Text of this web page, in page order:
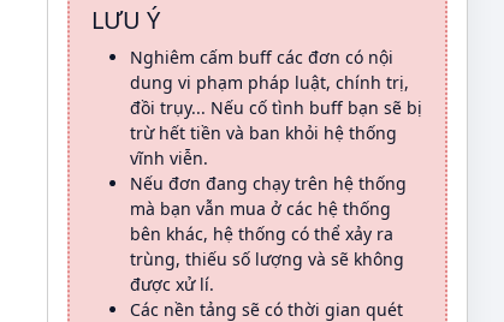
LƯU Ý
Nghiêm cấm buff các đơn có nội
dung vi phạm pháp luật, chính trị,
đồi trụy... Nếu cố tình buff bạn sẽ bị
trừ hết tiền và ban khỏi hệ thống
vĩnh viễn.
Nếu đơn đang chạy trên hệ thống
mà bạn vẫn mua ở các hệ thống
bên khác, hệ thống có thể xảy ra
trùng, thiếu số lượng và sẽ không
được xử lí.
Các nền tảng sẽ có thời gian quét